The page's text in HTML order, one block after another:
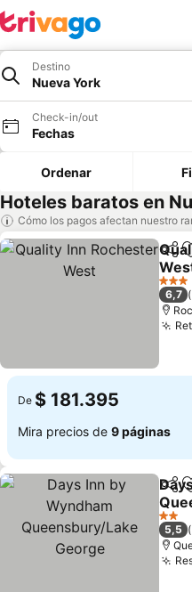
Destino
Nueva York
Check-in/out
Fechas
Ordenar
Hoteles baratos en
Cómo los pagos afectan nuestro
Ver
3
6,7
De $ 181.395
Mira precios de 9 páginas
Ver
2
5,5